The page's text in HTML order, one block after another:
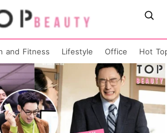
and Fitness Lifestyle Office Hot